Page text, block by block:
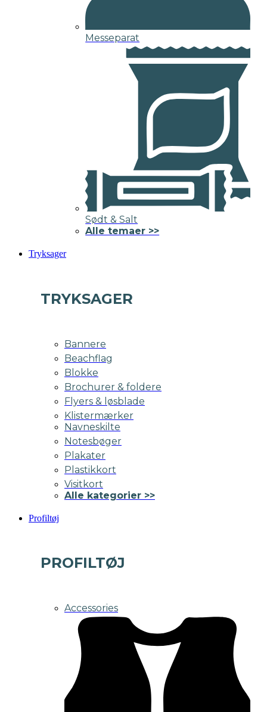
Messeparat
Sødt & Salt
Alle temaer >>
Tryksager
TRYKSAGER
Bannere
Beachflag
Blokke
Brochurer & foldere
Flyers & løsblade
Klistermærker
Navneskilte
Notesbøger
Plakater
Plastikkort
Visitkort
Alle kategorier >>
Profiltøj
PROFILTØJ
Accessories